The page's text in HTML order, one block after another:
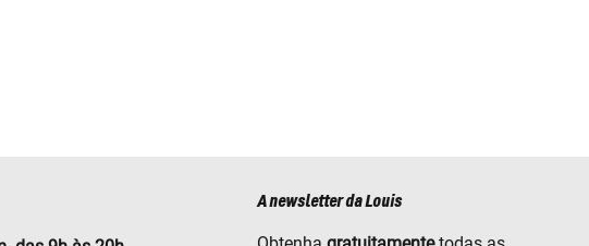
A newsletter da Louis